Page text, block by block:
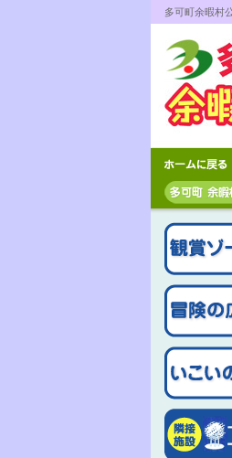
多可町余暇村